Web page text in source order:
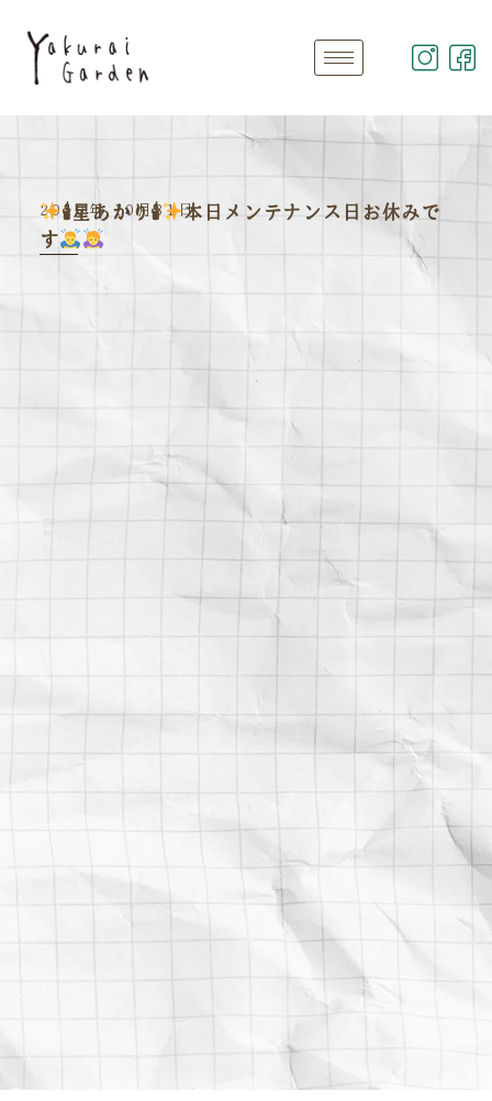
2019年 10月31日
🕯星あかり🕯
本日メンテナンス日お休みで
す